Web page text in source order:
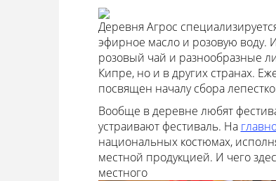
Деревня Агрос
эфирное масло и розовую воду.
розовый чай и разнообразные
Кипре, но и в других странах.
посвящен началу сбора
Вообще в деревне любят
устраивают фестиваль. На
национальных костюмах,
местной продукцией. И чего
местного